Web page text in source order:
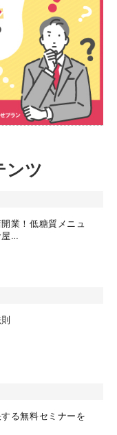
ンツ
業！低糖質メニュ
屋…
る無料セミナーを